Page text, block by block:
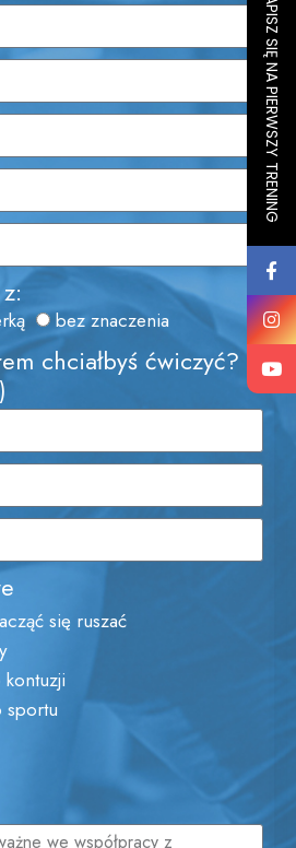
bez znaczenia
chciałbyś ćwiczyć?
się ruszać
sportu
ZAPISZ SIĘ NA PIERWSZY TRENING